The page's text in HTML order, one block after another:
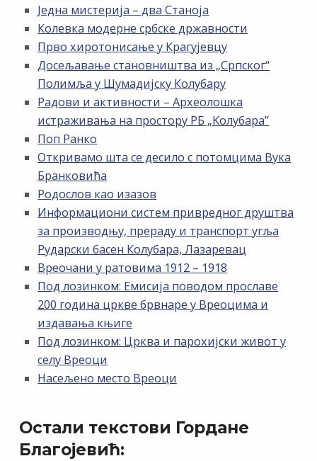
Једна мистерија – два Станоја
Колевка модерне србске државности
Прво хиротонисање у Крагујевцу
Досељавање становништва из „Српског“
Полимља у Шумадијску Колубару
Радови и активности – Археолошка
истраживања на простору РБ „Kолубара”
Поп Ранко
Откривамо шта се десило с потомцима Вука
Бранковића
Родослов као изазов
Информациони систем привредног друштва
за производњу, прераду и транспорт угља
Рударски басен Колубара, Лазаревац
Вреочани у ратовима 1912 – 1918
Под лозинком: Емисија поводом прославе
200 година цркве брвнаре у Вреоцима и
издавања књиге
Под лозинком: Црква и парохијски живот у
селу Вреоци
Насељено место Вреоци
Остали текстови Гордане
Благојевић: